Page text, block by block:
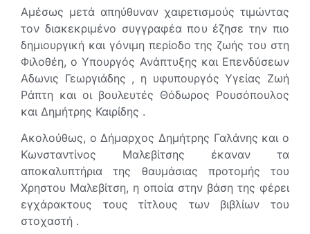
Αμέσως μετά απηύθυναν χαιρετισμούς τιμώντας
τον διακεκριμένο συγγραφέα που έζησε την πιο
δημιουργική και γόνιμη περίοδο της ζωής του στη
Φιλοθέη, ο Υπουργός Ανάπτυξης και Επενδύσεων
Αδωνις Γεωργιάδης , η υφυπουργός Υγείας Ζωή
Ράπτη και οι βουλευτές Θόδωρος Ρουσόπουλος
και Δημήτρης Καιρίδης .
Ακολούθως, ο Δήμαρχος Δημήτρης Γαλάνης και ο
Κωνσταντίνος Μαλεβίτσης έκαναν τα
αποκαλυπτήρια της θαυμάσιας προτομής του
Χρηστου Μαλεβίτση, η οποία στην βάση της φέρει
εγχάρακτους τους τίτλους των βιβλίων του
στοχαστή .